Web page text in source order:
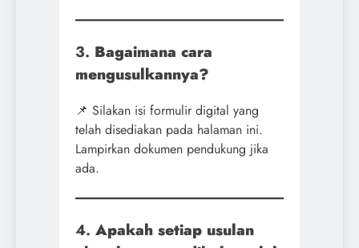
3. Bagaimana cara
mengusulkannya?
📌 Silakan isi formulir digital yang
telah disediakan pada halaman ini.
Lampirkan dokumen pendukung jika
ada.
4. Apakah setiap usulan